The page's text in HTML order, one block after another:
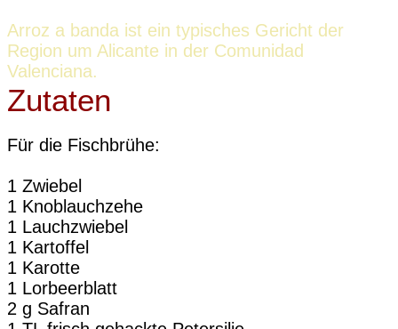
Arroz a banda ist ein typisches Gericht der
Region um Alicante in der Comunidad
Valenciana.
Zutaten
Für die Fischbrühe:
1 Zwiebel
1 Knoblauchzehe
1 Lauchzwiebel
1 Kartoffel
1 Karotte
1 Lorbeerblatt
2 g Safran